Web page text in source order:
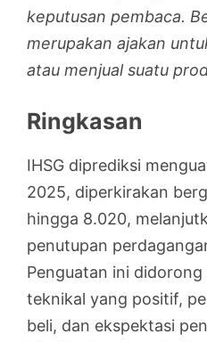
keputusan pembaca.
merupakan ajakan
atau menjual suatu
Ringkasan
IHSG diprediksi
2025, diperkirakan
hingga 8.020,
penutupan
Penguatan ini
teknikal yang positif,
beli, dan ekspektasi